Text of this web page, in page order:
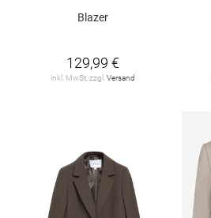
Blazer
129,99 €
inkl. MwSt. zzgl. Versand